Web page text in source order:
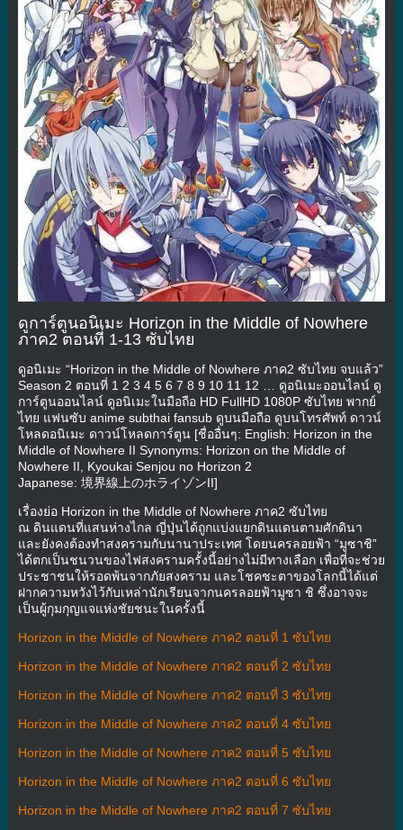
ดูการ์ตูนอนิเมะ Horizon in the Middle of Nowhere
ภาค2 ตอนที่ 1-13 ซับไทย
ดูอนิเมะ “Horizon in the Middle of Nowhere ภาค2 ซับไทย จบแล้ว”
Season 2 ตอนที่ 1 2 3 4 5 6 7 8 9 10 11 12 … ดูอนิเมะออนไลน์ ดู
การ์ตูนออนไลน์ ดูอนิเมะในมือถือ HD FullHD 1080P ซับไทย พากย์
ไทย แฟนซับ anime subthai fansub ดูบนมือถือ ดูบนโทรศัพท์ ดาวน์
โหลดอนิเมะ ดาวน์โหลดการ์ตูน [ชื่ออื่นๆ: English: Horizon in the
Middle of Nowhere II Synonyms: Horizon on the Middle of
Nowhere II, Kyoukai Senjou no Horizon 2
Japanese: 境界線上のホライゾンII]
เรื่องย่อ Horizon in the Middle of Nowhere ภาค2 ซับไทย
ณ ดินแดนที่แสนห่างไกล ญี่ปุ่นได้ถูกแบ่งแยกดินแดนตามศักดินา
และยังคงต้องทำสงครามกับนานาประเทศ โดยนครลอยฟ้า “มูซาชิ”
ได้ตกเป็นชนวนของไฟสงครามครั้งนี้อย่างไม่มีทางเลือก เพื่อที่จะช่วย
ประชาชนให้รอดพ้นจากภัยสงคราม และโชคชะตาของโลกนี้ได้แต่
ฝากความหวังไว้กับเหล่านักเรียนจากนครลอยฟ้ามูซา ชิ ซึ่งอาจจะ
เป็นผู้กุมกุญแจแห่งชัยชนะในครั้งนี้
Horizon in the Middle of Nowhere ภาค2 ตอนที่ 1 ซับไทย
Horizon in the Middle of Nowhere ภาค2 ตอนที่ 2 ซับไทย
Horizon in the Middle of Nowhere ภาค2 ตอนที่ 3 ซับไทย
Horizon in the Middle of Nowhere ภาค2 ตอนที่ 4 ซับไทย
Horizon in the Middle of Nowhere ภาค2 ตอนที่ 5 ซับไทย
Horizon in the Middle of Nowhere ภาค2 ตอนที่ 6 ซับไทย
Horizon in the Middle of Nowhere ภาค2 ตอนที่ 7 ซับไทย